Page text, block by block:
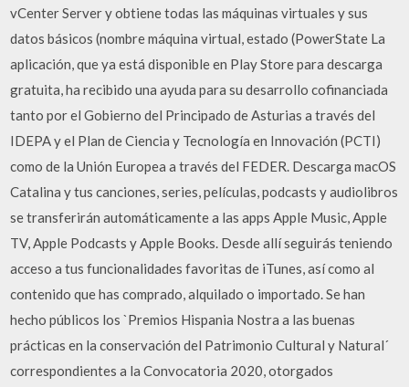
vCenter Server y obtiene todas las máquinas virtuales y sus
datos básicos (nombre máquina virtual, estado (PowerState La
aplicación, que ya está disponible en Play Store para descarga
gratuita, ha recibido una ayuda para su desarrollo cofinanciada
tanto por el Gobierno del Principado de Asturias a través del
IDEPA y el Plan de Ciencia y Tecnología en Innovación (PCTI)
como de la Unión Europea a través del FEDER. Descarga macOS
Catalina y tus canciones, series, películas, podcasts y audiolibros
se transferirán automáticamente a las apps Apple Music, Apple
TV, Apple Podcasts y Apple Books. Desde allí seguirás teniendo
acceso a tus funcionalidades favoritas de iTunes, así como al
contenido que has comprado, alquilado o importado. Se han
hecho públicos los `Premios Hispania Nostra a las buenas
prácticas en la conservación del Patrimonio Cultural y Natural´
correspondientes a la Convocatoria 2020, otorgados